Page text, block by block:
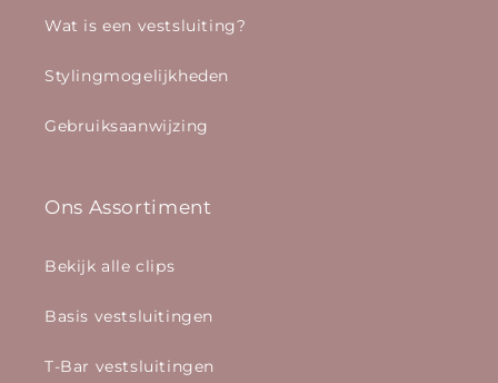
Wat is een vestsluiting?
Stylingmogelijkheden
Gebruiksaanwijzing
Ons Assortiment
Bekijk alle clips
Basis vestsluitingen
T-Bar vestsluitingen